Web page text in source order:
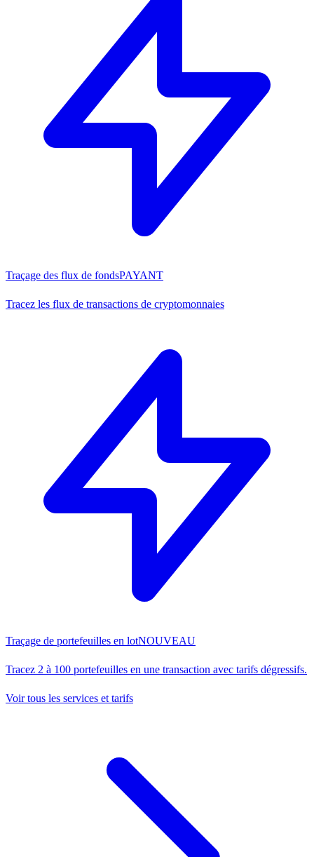
Traçage des flux de fondsPAYANT
Tracez les flux de transactions de cryptomonnaies
Traçage de portefeuilles en lotNOUVEAU
Tracez 2 à 100 portefeuilles en une transaction avec tarifs dégressifs.
Voir tous les services et tarifs